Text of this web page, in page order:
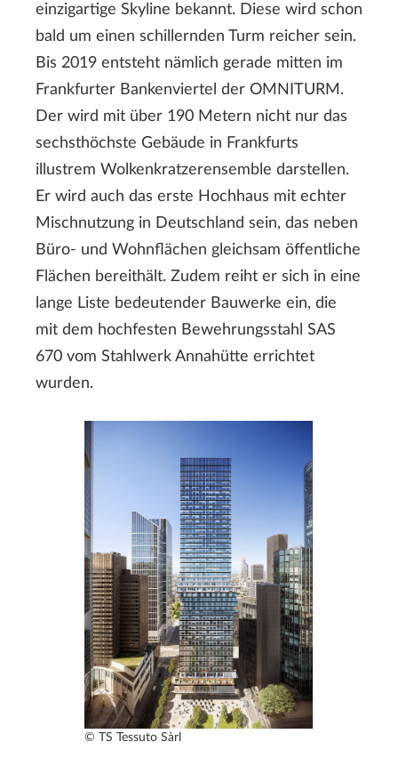
einzigartige Skyline bekannt. Diese wird schon
bald um einen schillernden Turm reicher sein.
Bis 2019 entsteht nämlich gerade mitten im
Frankfurter Bankenviertel der OMNITURM.
Der wird mit über 190 Metern nicht nur das
sechsthöchste Gebäude in Frankfurts
illustrem Wolkenkratzerensemble darstellen.
Er wird auch das erste Hochhaus mit echter
Mischnutzung in Deutschland sein, das neben
Büro- und Wohnflächen gleichsam öffentliche
Flächen bereithält. Zudem reiht er sich in eine
lange Liste bedeutender Bauwerke ein, die
mit dem hochfesten Bewehrungsstahl SAS
670 vom Stahlwerk Annahütte errichtet
wurden.
© TS Tessuto Sàrl